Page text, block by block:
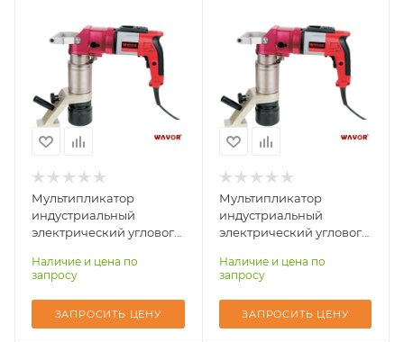
момента (затяжка/
реверс)
Квадрат выходной,
дюйм
1-1/2"
max, Нм
1800-10000
Мультипликатор
индустриальный
электрический углового
Наличие и цена по
запросу
ЗАПРОСИТЬ ЦЕНУ
момента (затяжка/
реверс)
Квадрат выходной,
дюйм
1-1/2"
max, Нм
2000-12000
Мультипликатор
индустриальный
электрический углового
Наличие и цена по
запросу
ЗАПРОСИТЬ ЦЕНУ